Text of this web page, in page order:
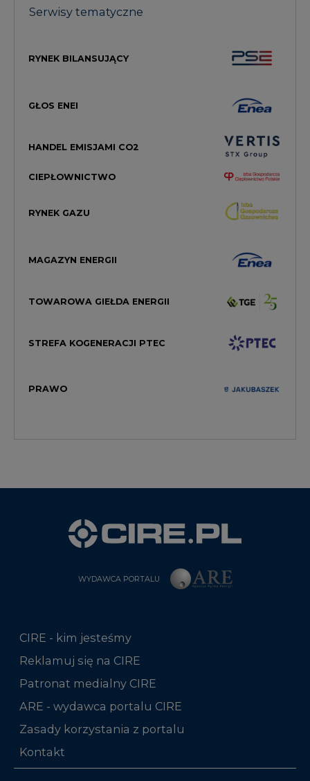
Serwisy tematyczne
RYNEK BILANSUJĄCY
GŁOS ENEI
HANDEL EMISJAMI CO2
CIEPŁOWNICTWO
RYNEK GAZU
MAGAZYN ENERGII
TOWAROWA GIEŁDA ENERGII
STREFA KOGENERACJI PTEC
PRAWO
WYDAWCA PORTALU
CIRE - kim jesteśmy
Reklamuj się na CIRE
Patronat medialny CIRE
ARE - wydawca portalu CIRE
Zasady korzystania z portalu
Kontakt